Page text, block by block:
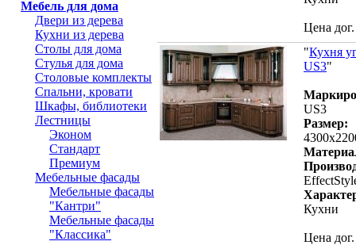
Мебель для дома
Двери из дерева
Кухни из дерева
Столы для дома
Стулья для дома
Столовые комплекты
Спальни, кровати
Шкафы, библиотеки
Лестницы
Эконом
Стандарт
Премиум
Мебельные фасады
Мебельные фасады
"Кантри"
Мебельные фасады
"Классика"
Цена дог.
"Кухня
US3"
US3
Размер:
Кухни
Цена дог.